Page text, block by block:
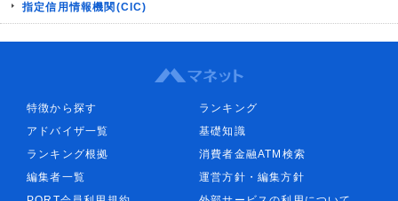
指定信用情報機関(CIC)
特徴から探す
ランキング
アドバイザ一覧
基礎知識
ランキング根拠
消費者金融ATM検索
編集者一覧
運営方針・編集方針